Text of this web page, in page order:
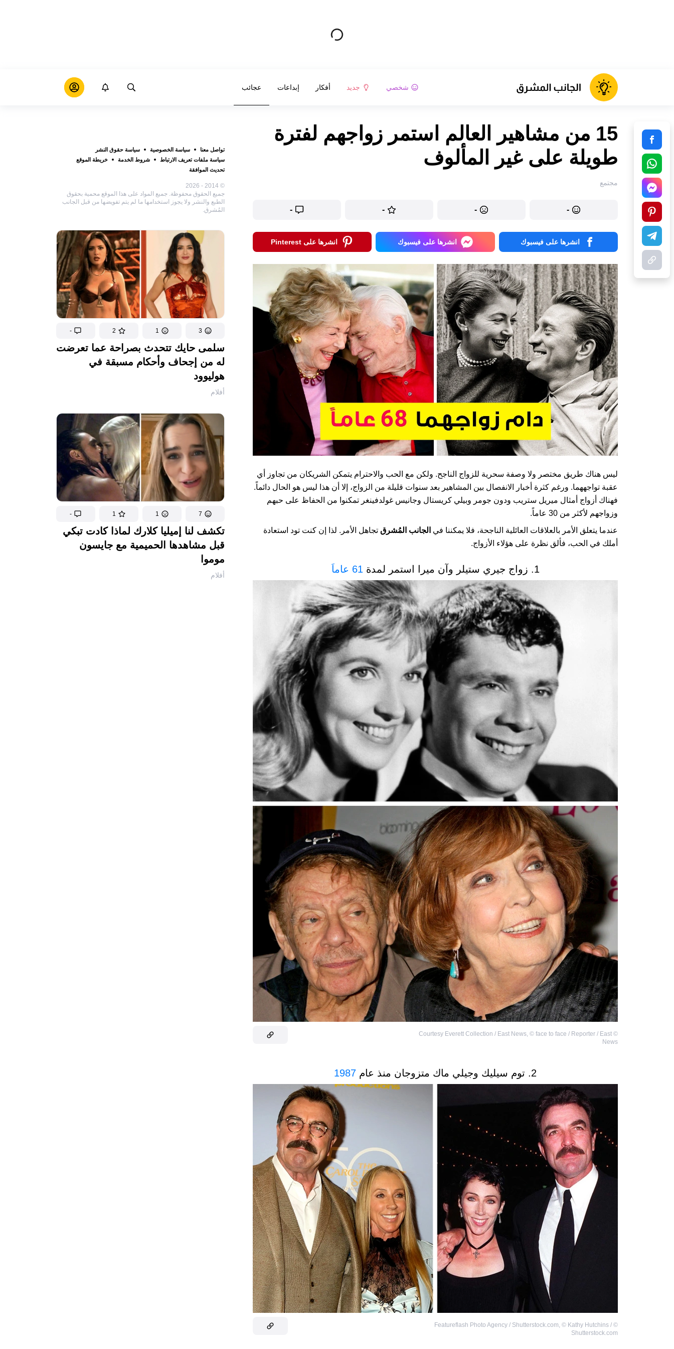
شخصي جديد أفكار إبداعات عجائب
تواصل معنا سياسة الخصوصية
سياسة حقوق النشر
سياسة ملفات تعريف الارتباط
شروط الخدمة
خريطة الموقع
تحديث الموافقة
© 2014 - 2026
جميع الحقوق محفوظة. جميع المواد على هذا الموقع محمية بحقوق
الطبع والنشر ولا يجوز استخدامها ما لم يتم تفويضها من قبل الجانب
المُشرق.
3
1
2
-
سلمى حايك تتحدث بصراحة عما تعرضت
له من إجحاف وأحكام مسبقة في
هوليوود
أفلام
7
1
1
-
تكشف لنا إميليا كلارك لماذا كادت تبكي
قبل مشاهدها الحميمية مع جايسون
موموا
أفلام
15 من مشاهير العالم استمر زواجهم لفترة
طويلة على غير المألوف
مجتمع
-
-
-
-
انشرها على فيسبوك انشرها على فيسبوك انشرها على Pinterest
ليس هناك طريق مختصر ولا وصفة سحرية للزواج الناجح. ولكن مع الحب والاحترام يتمكن الشريكان من تجاوز أي
عقبة تواجههما. ورغم كثرة أخبار الانفصال بين المشاهير بعد سنوات قليلة من الزواج، إلا أن هذا ليس هو الحال دائماً.
فهناك أزواج أمثال ميريل ستريب ودون جومر وبيلي كريستال وجانيس غولدفينغر تمكنوا من الحفاظ على حبهم
وزواجهم لأكثر من 30 عاماً.
عندما يتعلق الأمر بالعلاقات العائلية الناجحة، فلا يمكننا في الجانب المُشرق تجاهل الأمر. لذا إن كنت تود استعادة
أملك في الحب، فألق نظرة على هؤلاء الأزواج.
1. زواج جيري ستيلر وآن ميرا استمر لمدة 61 عاماَ
©
Courtesy Everett Collection / East News, © face to face / Reporter / East
News
2. توم سيليك وجيلي ماك متزوجان منذ عام 1987
©
Featureflash Photo Agency / Shutterstock.com, © Kathy Hutchins /
Shutterstock.com